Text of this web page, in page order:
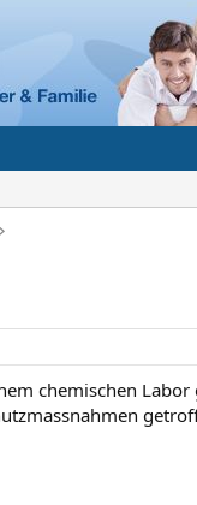
chemischen